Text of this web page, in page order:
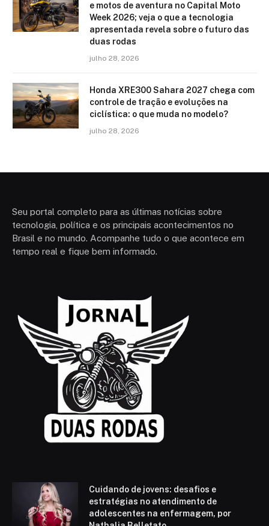
e motos de aventura no Capital Moto
Week 2026; veja o que a tecnologia
apresentada revela sobre o futuro das
duas rodas
julho 28, 2026
Honda XRE300 Sahara 2027 chega com
controle de tração e evoluções na
ciclística: o que muda no modelo?
julho 28, 2026
Seu portal completo para as últimas notícias sobre
tecnologia, política e os principais acontecimentos no
Brasil e no mundo. Acompanhe tudo o que acontece em
tempo real e fique bem informado.
Cuidando de jovens: desafios e
estratégias no atendimento de
adolescentes na enfermagem, por